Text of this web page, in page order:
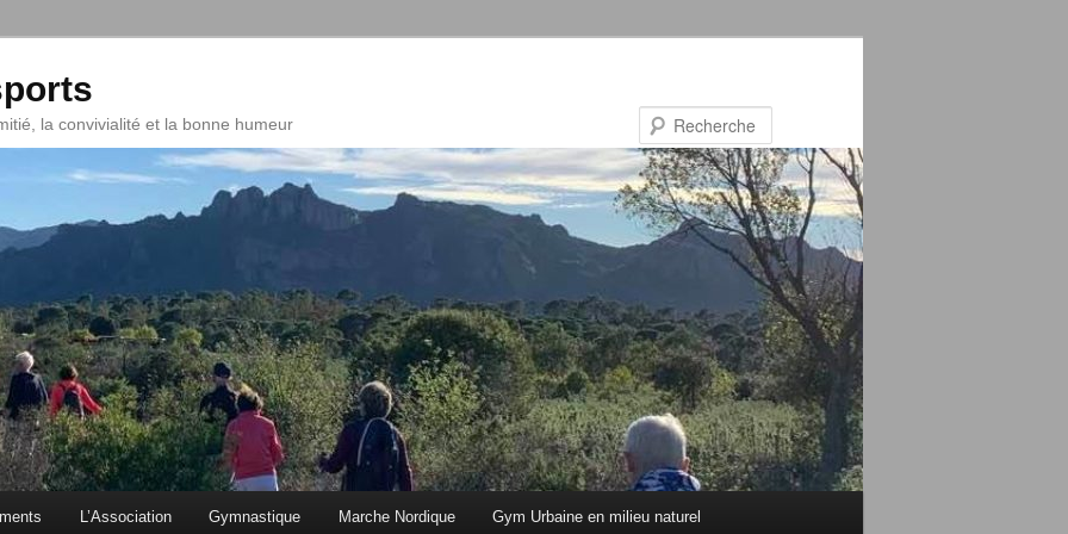
la convivialité et la bonne humeur
L’Association Gymnastique Marche Nordique Gym Urbaine en milieu naturel